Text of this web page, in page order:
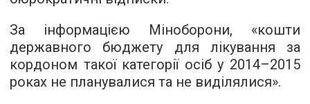
За інформацією Міноборони, «кошти
державного бюджету для лікування за
кордоном такої категорії осіб у 2014–2015
роках не планувалися та не виділялися».